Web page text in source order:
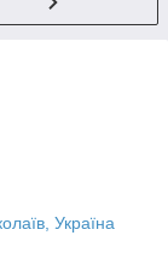
Україна